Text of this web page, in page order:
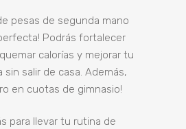
pesas de segunda mano
Podrás fortalecer
calorías y mejorar tu
sin salir de casa. Además,
en cuotas de gimnasio!
para llevar tu rutina de